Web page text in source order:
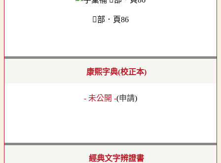
部．頁86
康熙字典(校正本)
- 未公開 -(申請)
經典文字辨證書